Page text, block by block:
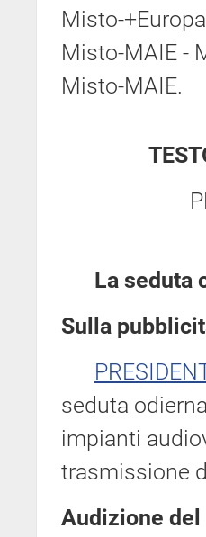
Misto-
Misto-MAIE -
Misto-MAIE.
La seduta
Sulla
seduta
impianti
trasmissione
Audizione